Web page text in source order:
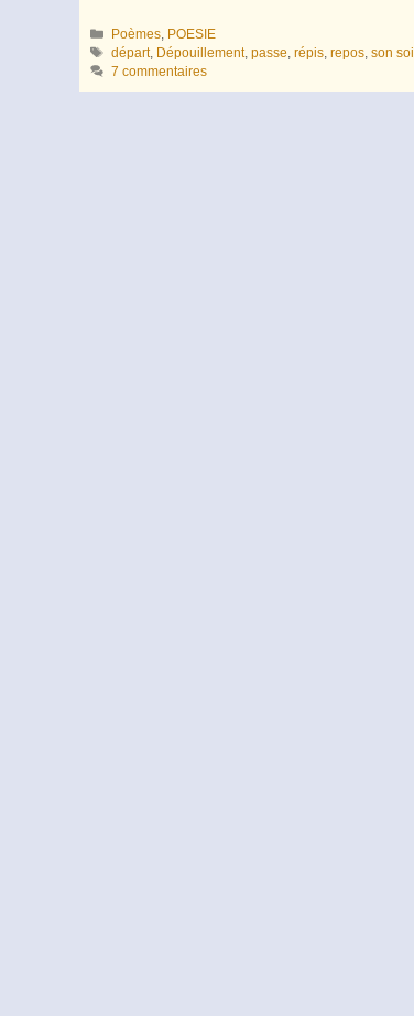
Catégories
Poèmes, POESIE
Étiquettes
départ, Dépouillement,passe,répis,repos,son soi
7 commentaires